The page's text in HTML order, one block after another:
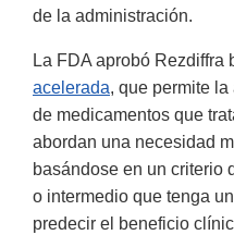
de la administración.
La FDA aprobó Rezdiffra
acelerada, que permite
de medicamentos que
abordan una necesidad
basándose en un criterio
o intermedio que tenga
predecir el beneficio